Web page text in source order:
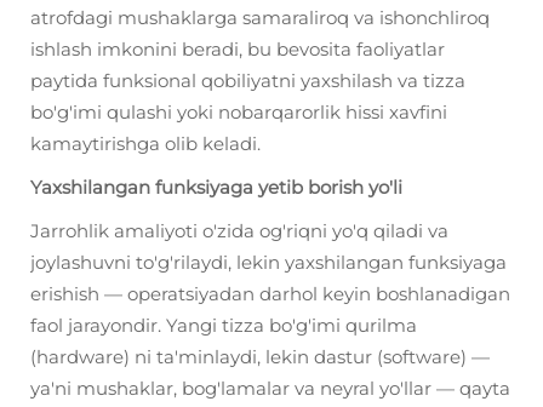
atrofdagi mushaklarga samaraliroq va ishonchliroq
ishlash imkonini beradi, bu bevosita faoliyatlar
paytida funksional qobiliyatni yaxshilash va tizza
bo'g'imi qulashi yoki nobarqarorlik hissi xavfini
kamaytirishga olib keladi.
Yaxshilangan funksiyaga yetib borish yo'li
Jarrohlik amaliyoti o'zida og'riqni yo'q qiladi va
joylashuvni to'g'rilaydi, lekin yaxshilangan funksiyaga
erishish — operatsiyadan darhol keyin boshlanadigan
faol jarayondir. Yangi tizza bo'g'imi qurilma
(hardware) ni ta'minlaydi, lekin dastur (software) —
ya'ni mushaklar, bog'lamalar va neyral yo'llar — qayta